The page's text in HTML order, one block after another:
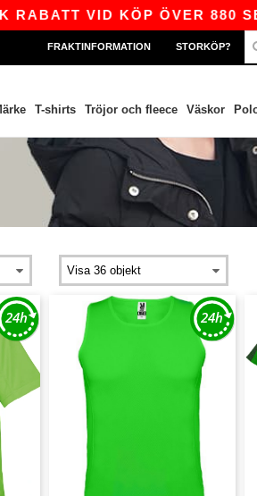
VID KÖP ÖVER 880
FRAKTINFORMATION STORKÖP?
T-shirts Tröjor och fleece Väskor